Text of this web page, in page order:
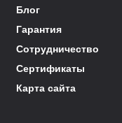
Блог
Гарантия
Сотрудничество
Сертификаты
Карта сайта